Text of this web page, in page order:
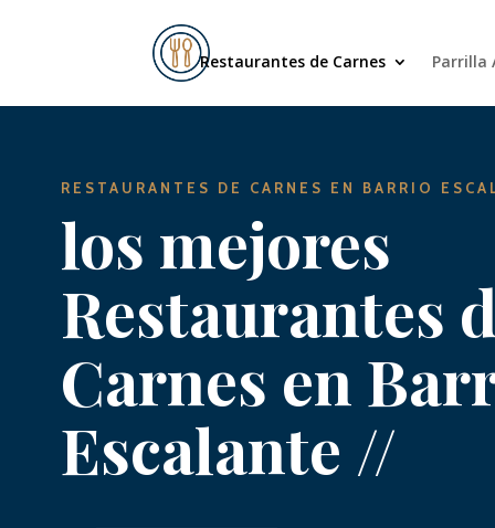
Restaurantes de Carnes Parrilla
RESTAURANTES DE CARNES EN BARRIO
los mejores
Restaurantes
Carnes en
Escalante //